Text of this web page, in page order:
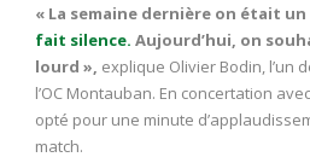
« La semaine dernière on était
fait silence. Aujourd’hui, on
lourd », explique Olivier Bodin, l’un
l’OC Montauban. En concertation
opté pour une minute
match.